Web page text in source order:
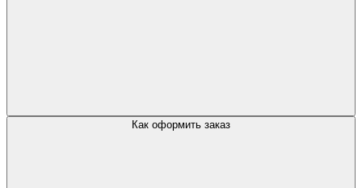
Как оформить заказ